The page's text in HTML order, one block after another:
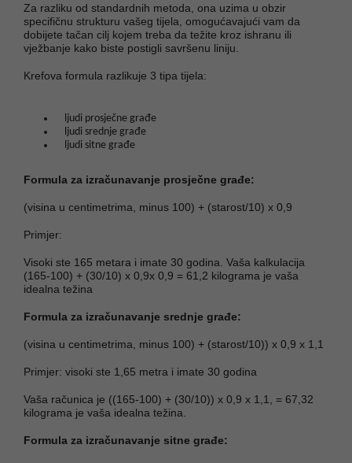
Za razliku od standardnih metoda, ona uzima u obzir
specifičnu strukturu vašeg tijela, omogućavajući vam da
dobijete tačan cilj kojem treba da težite kroz ishranu ili
vježbanje kako biste postigli savršenu liniju.
Krefova formula razlikuje 3 tipa tijela:
ljudi prosječne građe
ljudi srednje građe
ljudi sitne građe
Formula za izračunavanje prosječne građe:
(visina u centimetrima, minus 100) + (starost/10) x 0,9
Primjer:
Visoki ste 165 metara i imate 30 godina. Vaša kalkulacija
(165-100) + (30/10) x 0,9x 0,9 = 61,2 kilograma je vaša
idealna težina
Formula za izračunavanje srednje građe:
(visina u centimetrima, minus 100) + (starost/10)) x 0,9 x 1,1
Primjer: visoki ste 1,65 metra i imate 30 godina
Vaša računica je ((165-100) + (30/10)) x 0,9 x 1,1, = 67,32
kilograma je vaša idealna težina.
Formula za izračunavanje sitne građe: